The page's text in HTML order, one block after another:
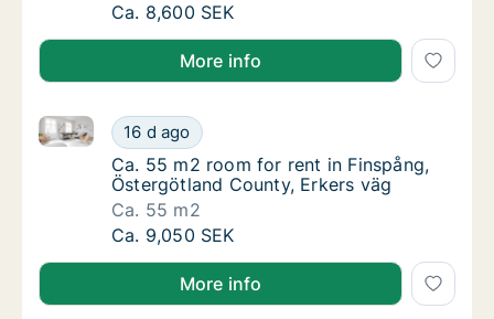
Ca. 80 m2 room for rent in Finspång,
Ca. 8,600 SEK
More info
Ca. 55 m2 room for rent in Finspång,
16 d ago
Ca. 55 m2 room for rent in Finspång, Östergötland
Ca. 55 m2 room for rent in Finspång,
Ca. 55 m2 room for rent in Finspång,
Östergötland County, Erkers väg
Ca. 55 m2
Ca. 55 m2 room for rent in Finspång,
Ca. 9,050 SEK
More info